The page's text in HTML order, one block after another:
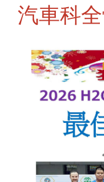
汽車科全